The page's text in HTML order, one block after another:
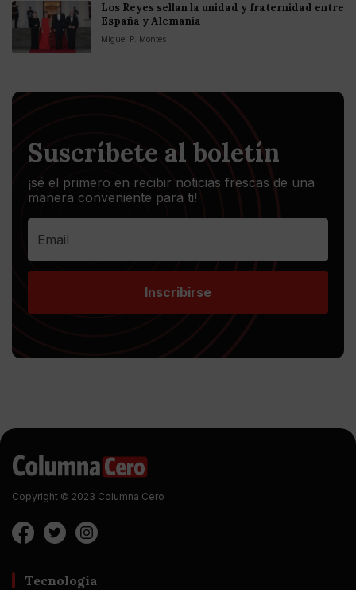
Los Reyes sellan la unidad y fraternidad entre
España y Alemania
Miguel P. Montes
Suscríbete al boletín
¡sé el primero en recibir noticias frescas de una
manera conveniente para ti!
Inscribirse
Copyright © 2023 Columna Cero
Tecnología